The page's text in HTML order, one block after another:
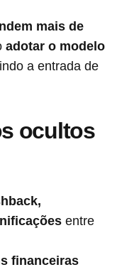
mais de
adotar o modelo
a entrada de
ocultos
entre
financeiras